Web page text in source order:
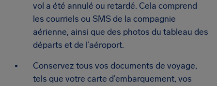
vol a été annulé ou retardé. Cela comprend
les courriels ou SMS de la compagnie
aérienne, ainsi que des photos du tableau des
départs et de l’aéroport.
Conservez tous vos documents de voyage,
tels que votre carte d’embarquement, vos